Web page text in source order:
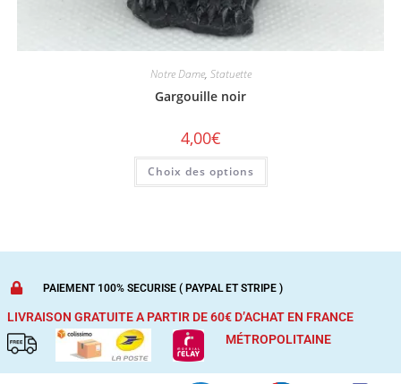
Notre Dame, Statuette
Gargouille noir
4,00€
Choix des options
PAIEMENT 100% SECURISE ( PAYPAL ET STRIPE )
LIVRAISON GRATUITE A PARTIR DE 60€ D’ACHAT EN FRANCE
MÉTROPOLITAINE